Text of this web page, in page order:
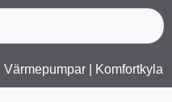
Värmepumpar Komfortkyla